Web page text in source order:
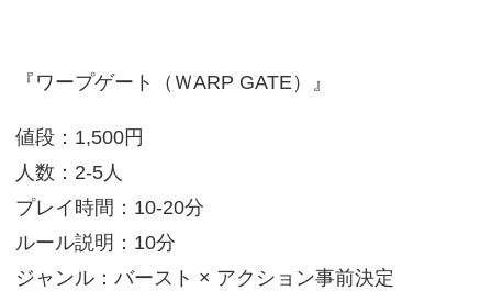
『ワープゲート（ＷARP GATE）』
値段：1,500円
人数：2-5人
プレイ時間：10-20分
ルール説明：10分
ジャンル：バースト × アクション事前決定